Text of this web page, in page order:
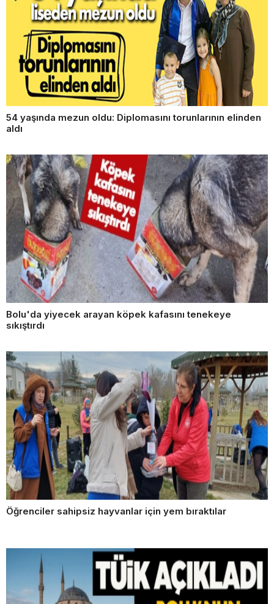
54 yaşında mezun oldu: Diplomasını torunlarının elinden
aldı
Bolu'da yiyecek arayan köpek kafasını tenekeye
sıkıştırdı
Öğrenciler sahipsiz hayvanlar için yem bıraktılar